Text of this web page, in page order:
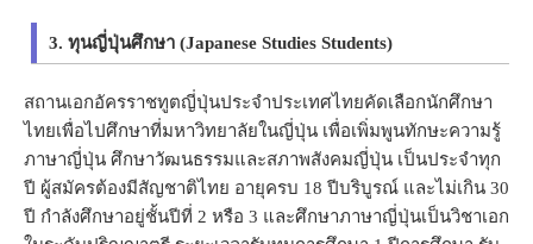
3. ทุนญี่ปุ่นศึกษา (Japanese Studies Students)
สถานเอกอัครราชทูตญี่ปุ่นประจำประเทศไทยคัดเลือกนักศึกษา
ไทยเพื่อไปศึกษาที่มหาวิทยาลัยในญี่ปุ่น เพื่อเพิ่มพูนทักษะความรู้
ภาษาญี่ปุ่น ศึกษาวัฒนธรรมและสภาพสังคมญี่ปุ่น เป็นประจำทุก
ปี ผู้สมัครต้องมีสัญชาติไทย อายุครบ 18 ปีบริบูรณ์ และไม่เกิน 30
ปี กำลังศึกษาอยู่ชั้นปีที่ 2 หรือ 3 และศึกษาภาษาญี่ปุ่นเป็นวิชาเอก